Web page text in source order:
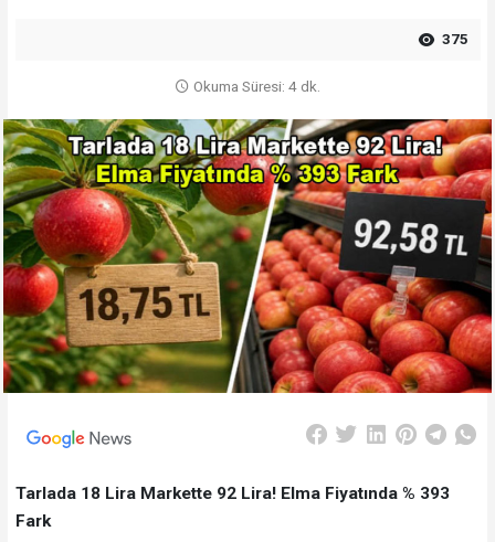
375
Okuma Süresi: 4 dk.
Tarlada 18 Lira Markette 92 Lira! Elma Fiyatında % 393
Fark